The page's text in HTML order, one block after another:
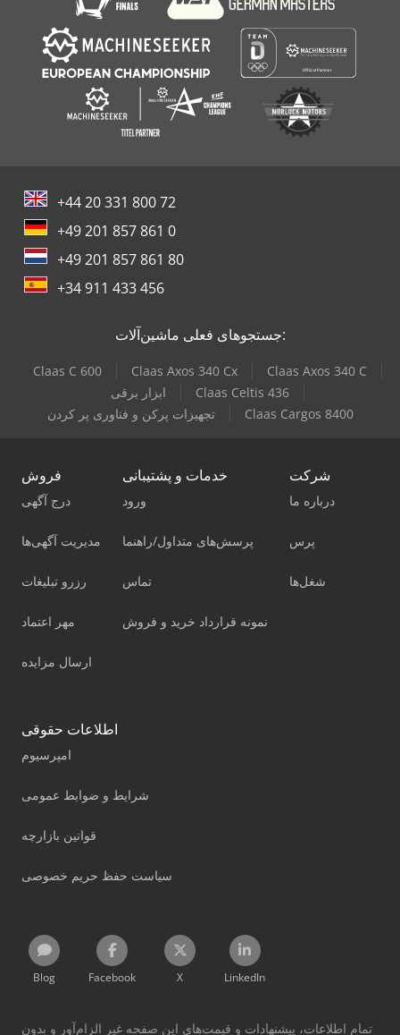
+44 20 331 800 72
+49 201 857 861 0
+49 201 857 861 80
+34 911 433 456
جستجوهای فعلی ماشین‌آلات:
Claas C 600 Claas Axos 340 Cx
Claas Axos 340 C
ابزار برقی
Claas Celtis 436
تجهیزات پرکن و فناوری پر کردن
Claas Cargos 8400
فروش
درج آگهی
مدیریت آگهی‌ها
رزرو تبلیغات
مهر اعتماد
ارسال مزایده
خدمات و پشتیبانی
ورود
پرسش‌های متداول/راهنما
تماس
نمونه قرارداد خرید و فروش
شرکت
درباره ما
پرس
شغل‌ها
اطلاعات حقوقی
امپرسیوم
شرایط و ضوابط عمومی
قوانین بازارچه
سیاست حفظ حریم خصوصی
Blog Facebook X LinkedIn
تمام اطلاعات، پیشنهادات و قیمت‌های این صفحه غیر الزام‌آور و بدون